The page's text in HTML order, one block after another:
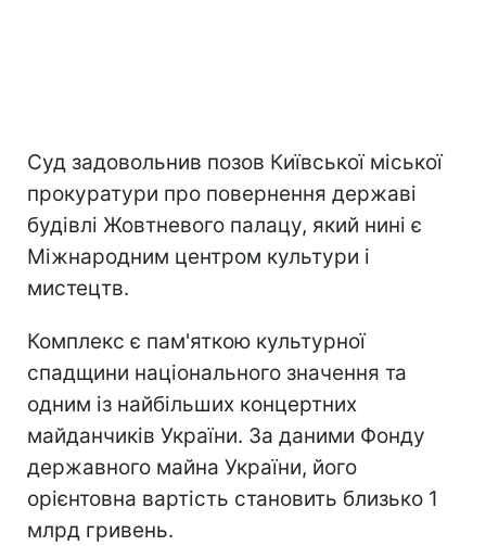
Суд задовольнив позов Київської міської
прокуратури про повернення державі
будівлі Жовтневого палацу, який нині є
Міжнародним центром культури і
мистецтв.
Комплекс є пам'яткою культурної
спадщини національного значення та
одним із найбільших концертних
майданчиків України. За даними Фонду
державного майна України, його
орієнтовна вартість становить близько 1
млрд гривень.